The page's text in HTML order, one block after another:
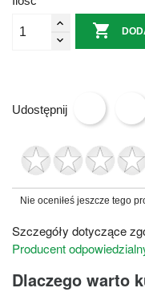

Udostępnij
Nie oceniłeś jeszcze tego
Szczegóły dotyczące
Producent
Dlaczego warto